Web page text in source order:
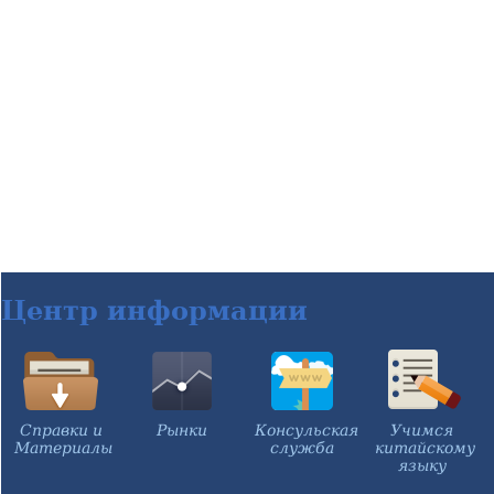
Центр информации
Справки и
Материалы
Рынки
Консульская
служба
Учимся
китайскому
языку